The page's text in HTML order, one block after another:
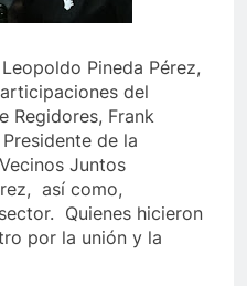
Pineda Pérez,
del
Regidores, Frank
de la
Juntos
así como,
Quienes hicieron
por la unión y la